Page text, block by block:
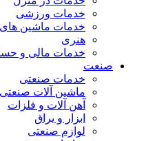
خدمات ورزشی
خدمات ماشین های اداری
هنری
خدمات مالی و
صنعت
خدمات صنعتی
ماشین آلات صنعتی
آهن آلات و فلزات
ابزار و یراق
لوازم صنعتی